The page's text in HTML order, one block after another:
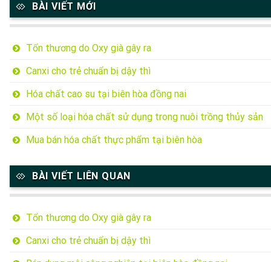
BÀI VIẾT MỚI
Tổn thương do Oxy già gây ra
Canxi cho trẻ chuẩn bị dậy thì
Hóa chất cao su tại biên hòa đồng nai
Một số loại hóa chất sử dụng trong nuôi trồng thủy sản
Mua bán hóa chất thực phẩm tại biên hòa
BÀI VIẾT LIÊN QUAN
Tổn thương do Oxy già gây ra
Canxi cho trẻ chuẩn bị dậy thì